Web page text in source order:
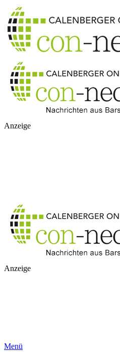
Anzeige
Anzeige
Menü